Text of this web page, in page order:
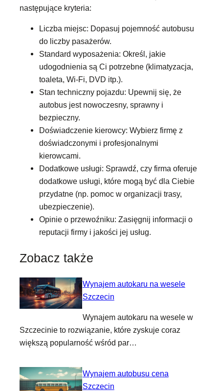
następujące kryteria:
Liczba miejsc: Dopasuj pojemność autobusu
do liczby pasażerów.
Standard wyposażenia: Określ, jakie
udogodnienia są Ci potrzebne (klimatyzacja,
toaleta, Wi-Fi, DVD itp.).
Stan techniczny pojazdu: Upewnij się, że
autobus jest nowoczesny, sprawny i
bezpieczny.
Doświadczenie kierowcy: Wybierz firmę z
doświadczonymi i profesjonalnymi
kierowcami.
Dodatkowe usługi: Sprawdź, czy firma oferuje
dodatkowe usługi, które mogą być dla Ciebie
przydatne (np. pomoc w organizacji trasy,
ubezpieczenie).
Opinie o przewoźniku: Zasięgnij informacji o
reputacji firmy i jakości jej usług.
Zobacz także
Wynajem autokaru na wesele
Szczecin
Wynajem autokaru na wesele w
Szczecinie to rozwiązanie, które zyskuje coraz
większą popularność wśród par…
Wynajem autobusu cena
Szczecin